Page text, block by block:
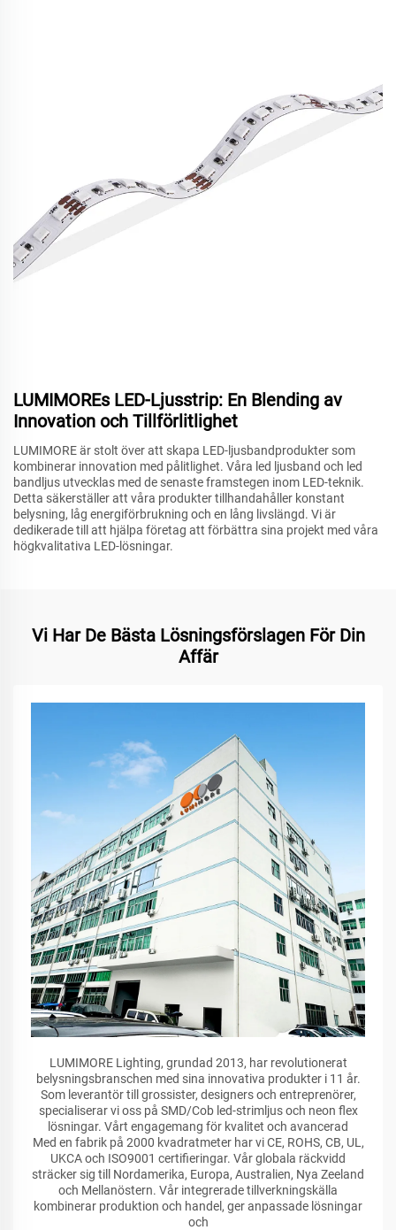
LUMIMOREs LED-Ljusstrip: En Blending av
Innovation och Tillförlitlighet
LUMIMORE är stolt över att skapa LED-ljusbandprodukter som
kombinerar innovation med pålitlighet. Våra led ljusband och led
bandljus utvecklas med de senaste framstegen inom LED-teknik.
Detta säkerställer att våra produkter tillhandahåller konstant
belysning, låg energiförbrukning och en lång livslängd. Vi är
dedikerade till att hjälpa företag att förbättra sina projekt med våra
högkvalitativa LED-lösningar.
Vi Har De Bästa Lösningsförslagen För Din
Affär
LUMIMORE Lighting, grundad 2013, har revolutionerat
belysningsbranschen med sina innovativa produkter i 11 år.
Som leverantör till grossister, designers och entreprenörer,
specialiserar vi oss på SMD/Cob led-strimljus och neon flex
lösningar. Vårt engagemang för kvalitet och avancerad
Med en fabrik på 2000 kvadratmeter har vi CE, ROHS, CB, UL,
UKCA och ISO9001 certifieringar. Vår globala räckvidd
sträcker sig till Nordamerika, Europa, Australien, Nya Zeeland
och Mellanöstern. Vår integrerade tillverkningskälla
kombinerar produktion och handel, ger anpassade lösningar
och